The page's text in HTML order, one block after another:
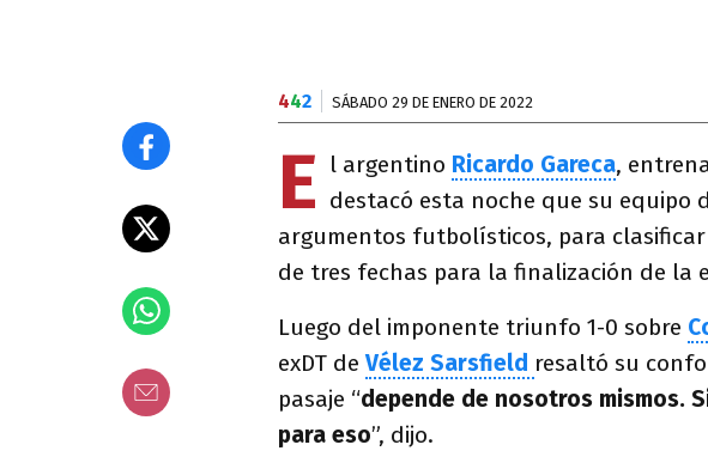
442 SÁBADO 29 DE ENERO DE 2022
E l argentino Ricardo Gareca,
destacó esta noche que su equipo
argumentos futbolísticos, para
de tres fechas para la finalización de la
Luego del imponente triunfo 1-0 sobre
exDT deVélez Sarsfield resaltó su
pasaje “depende de nosotros mismos.
para eso”, dijo.